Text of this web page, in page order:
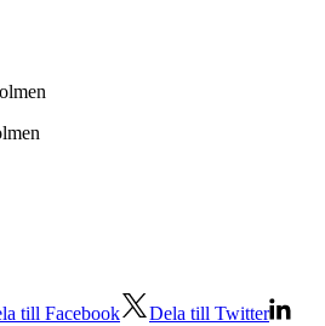
till Facebook
Dela till Twitter